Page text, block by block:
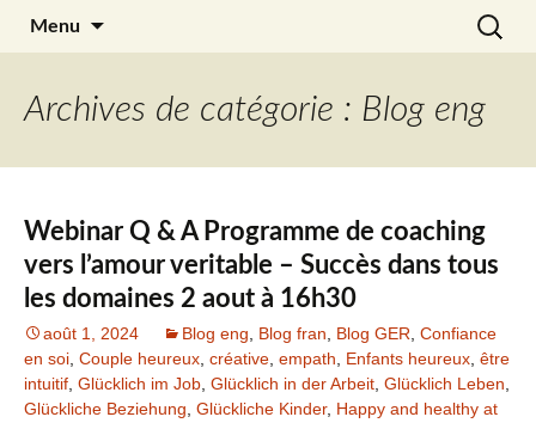
Julia Noyel
Menu
Archives de catégorie : Blog eng
Webinar Q & A Programme de coaching
vers l’amour veritable – Succès dans tous
les domaines 2 aout à 16h30
août 1, 2024 Blog eng Blog fran Blog GER Confiance
en soi Couple heureux créative empath Enfants heureux être
intuitif Glücklich im Job Glücklich in der Arbeit Glücklich Leben
Glückliche Beziehung Glückliche Kinder, Happy and healthy at